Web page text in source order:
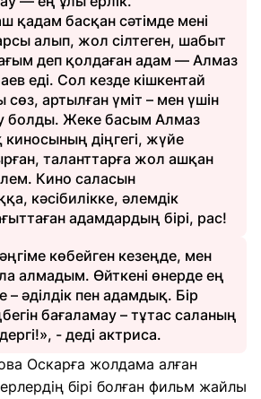
қадам басқан сәтімде мені
алып, жол сілтеген, шабыт
деп қолдаған адам — Алмаз
еді. Сол кезде кішкентай
артылған үміт – мен үшін
болды. Жеке басым Алмаз
киносының діңгегі, жүйе
таланттарға жол ашқан
Кино саласын
кәсібилікке, әлемдік
адамдардың бірі, рас!
әңгіме көбейген кезеңде, мен
алмадым. Өйткені өнерде ең
– әділдік пен адамдық. Бір
бағаламау – тұтас саланың
- деді актриса.
Оскарға жолдама алған
бірі болған фильм жайлы